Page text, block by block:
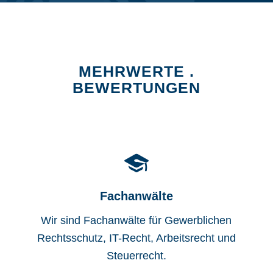
MEHRWERTE .
BEWERTUNGEN
Fachanwälte
Wir sind Fachanwälte für Gewerblichen
Rechtsschutz, IT-Recht, Arbeitsrecht und
Steuerrecht.